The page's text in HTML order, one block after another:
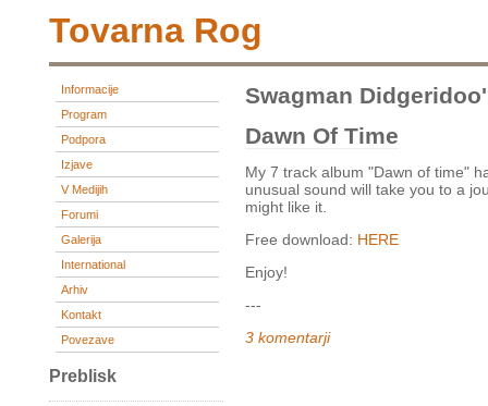
Tovarna Rog
Informacije
Program
Podpora
Izjave
V Medijih
Forumi
Galerija
International
Arhiv
Kontakt
Povezave
Preblisk
Swagman
Dawn Of Time
My 7 track album "Dawn of time"
unusual sound will take you to a
might like it.
Free download: HERE
Enjoy!
---
3 komentarji